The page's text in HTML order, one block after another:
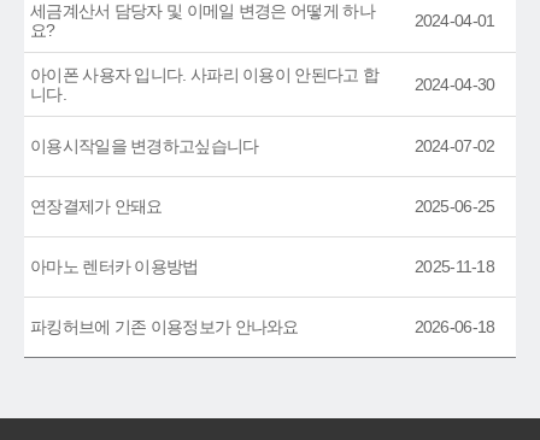
세금계산서 담당자 및 이메일 변경은 어떻게 하나
요?
2024-04-01
아이폰 사용자 입니다. 사파리 이용이 안된다고 합
니다.
2024-04-30
이용시작일을 변경하고싶습니다 2024-07-02
연장결제가 안돼요 2025-06-25
아마노 렌터카 이용방법 2025-11-18
파킹허브에 기존 이용정보가 안나와요 2026-06-18